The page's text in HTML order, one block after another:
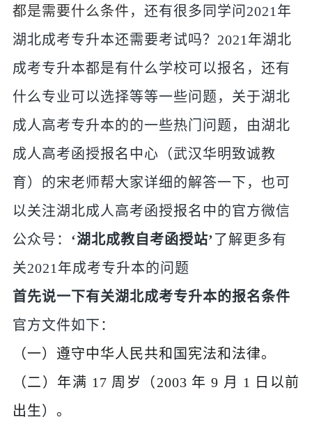
都是需要什么条件 ，还有很多同学问2021年
湖北成考专升本还需要考试吗？2021年湖北
成考专升本都是有什么学校可以报名，还有
什么专业可以选择等等一些问题，关于湖北
成人高考专升本的的一些热门问题，由湖北
成人高考函授报名中心（武汉华明致诚教
育）的宋老师帮大家详细的解答一下，也可
以关注湖北成人高考函授报名中的官方微信
公众号： ‘湖北成教自考函授站’了解更多有
关2021年成考专升本的问题
首先说一下有关湖北成考专升本的报名条件
官方文件如下：
（一）遵守中华人民共和国宪法和法律。
（二）年满 17 周岁（2003 年 9 月 1 日以前
出生）。